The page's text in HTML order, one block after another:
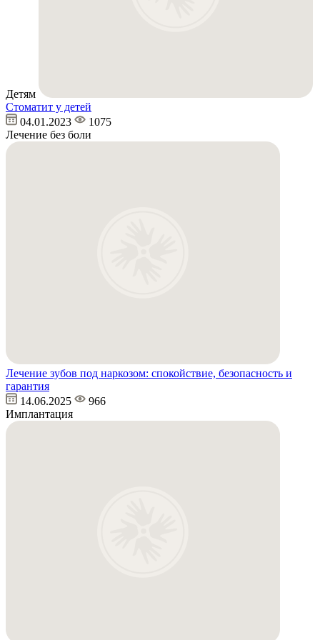
Детям
Стоматит у детей
04.01.2023
1075
Лечение без боли
Лечение зубов под наркозом: спокойствие, безопасность и
гарантия
14.06.2025
966
Имплантация